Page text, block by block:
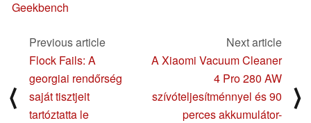
Geekbench
⟨
Previous article
Flock Fails: A
georgiai rendőrség
saját tisztjeit
tartóztatta le
Next article
A Xiaomi Vacuum Cleaner
4 Pro 280 AW
szívóteljesítménnyel és 90
perces akkumulátor-
⟩